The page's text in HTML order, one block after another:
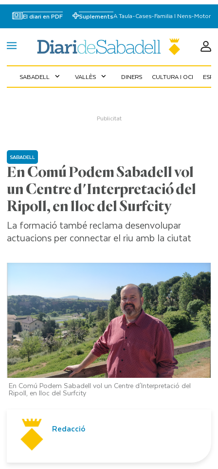
El diari en PDF SuplementsA Taula-Cases-Familia I Nens-Motor
SABADELL expand_more VALLÈS expand_more DINERS CULTURA I OCI
En Comú Podem Sabadell vol
un Centre d'Interpretació del
Ripoll, en lloc del Surfcity
SABADELL
La formació també reclama desenvolupar
actuacions per connectar el riu amb la ciutat
En Comú Podem Sabadell vol un Centre d'Interpretació del
Ripoll, en lloc del Surfcity
Redacció